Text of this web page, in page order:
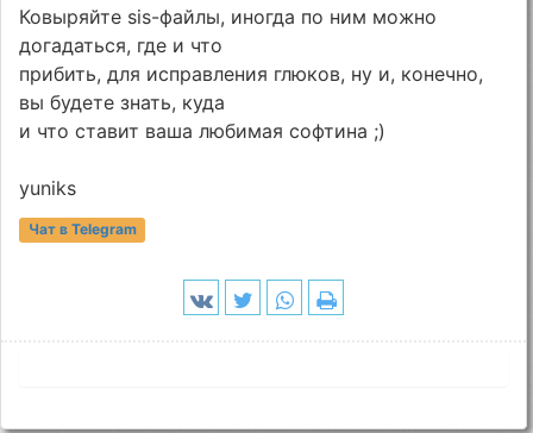
Ковыряйте sis-файлы, иногда по ним можно
догадаться, где и что
прибить, для исправления глюков, ну и, конечно,
вы будете знать, куда
и что ставит ваша любимая софтина ;)
yuniks
Чат в Telegram